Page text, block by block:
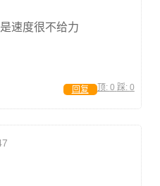
速度很不给力
顶: 0 踩: 0
回复